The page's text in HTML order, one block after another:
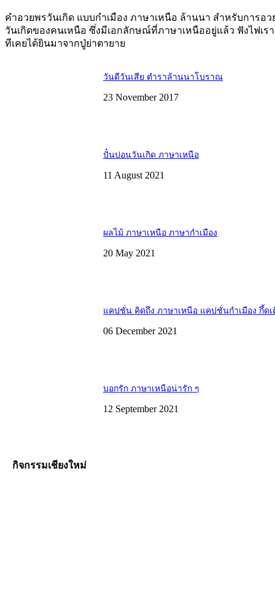
คำอวยพรวันเกิด แบบกำเมือง ภาษาเหนือ ล้านนา สำหรับการอว
วันเกิดของคนเหนือ ซึ่งมีเอกลักษณ์ที่ภาษาเหนืออยู่แล้ว ฟังไฟเร
ทีเคยได้ยินมาจากปู่ย่าตายาย
วันดีวันเสีย ตำราล้านนาโบราณ
23 November 2017
ปั๋นปอนวันเกิด ภาษาเหนือ
11 August 2021
ผลไม้ ภาษาเหนือ ภาษากำเมือง
20 May 2021
แคปชั่น คิดถึง ภาษาเหนือ แคปชั่นกำเมือง กึ้ดเ
06 December 2021
บอกรัก ภาษาเหนือน่ารัก ๆ
12 September 2021
กิจกรรมเชียงใหม่